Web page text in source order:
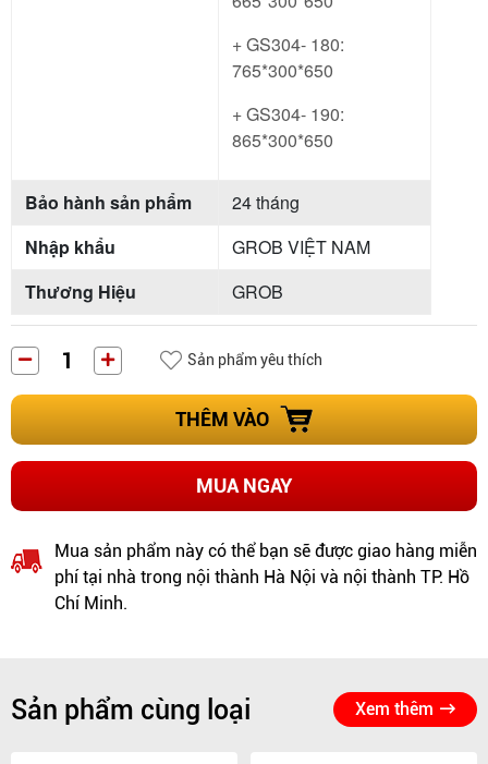
+ GS304- 180:
765*300*650
+ GS304- 190:
865*300*650
Bảo hành sản phẩm
24 tháng
Nhập khẩu
GROB VIỆT NAM
Thương Hiệu
GROB
Sản phẩm yêu thích
THÊM VÀO
MUA NGAY
Mua sản phẩm này có thể bạn sẽ được giao hàng miễn
phí tại nhà trong nội thành Hà Nội và nội thành TP. Hồ
Chí Minh.
Sản phẩm cùng loại Xem thêm